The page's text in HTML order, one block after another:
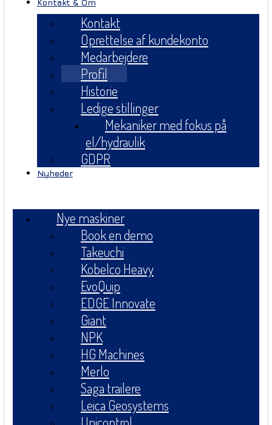
Kontakt & Om
Kontakt
Oprettelse af kundekonto
Medarbejdere
Profil
Historie
Ledige stillinger
Mekaniker med fokus på
el/hydraulik
GDPR
Nyheder
Nye maskiner
Book en demo
Takeuchi
Kobelco Heavy
EvoQuip
EDGE Innovate
Giant
NPK
HG Machines
Merlo
Saga trailere
Leica Geosystems